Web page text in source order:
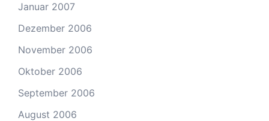
Januar 2007
Dezember 2006
November 2006
Oktober 2006
September 2006
August 2006